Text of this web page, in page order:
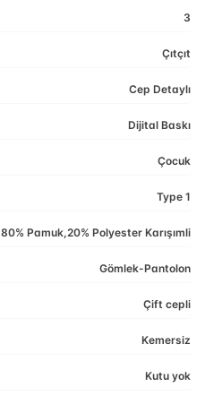
3
Çıtçıt
Cep Detaylı
Dijital Baskı
Çocuk
Type 1
80% Pamuk,20% Polyester Karışımli
Gömlek-Pantolon
Çift cepli
Kemersiz
Kutu yok